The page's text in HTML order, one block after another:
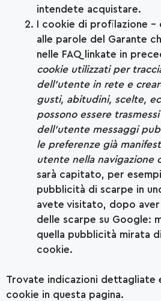
intendete acquistare.
I cookie di profilazione
alle parole del Garante
nelle FAQ linkate in
cookie utilizzati per
dell’utente in rete e
gusti, abitudini, scelte,
possono essere
dell’utente messaggi
le preferenze già
utente nella navigazione
sarà capitato, per
pubblicità di scarpe in
avete visitato, dopo
delle scarpe su Google:
quella pubblicità mirata
cookie.
Trovate indicazioni dettagliate
cookie in questa pagina.